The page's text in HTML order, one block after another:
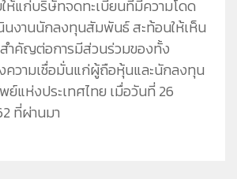
ห้แก่บริษัทจดทะเบียนที่มีความโดด
นงานนักลงทุนสัมพันธ์ สะท้อนให้เห็น
ำคัญต่อการมีส่วนร่วมของทั้ง
ความเชื่อมั่นแก่ผู้ถือหุ้นและนักลงทุน
แห่งประเทศไทย เมื่อวันที่ 26
ที่ผ่านมา